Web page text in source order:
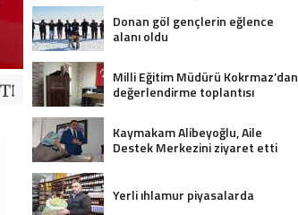
Donan göl gençlerin eğlence
alanı oldu
Milli Eğitim Müdürü Kokrmaz’dan
değerlendirme toplantısı
Kaymakam Alibeyoğlu, Aile
Destek Merkezini ziyaret etti
Yerli ıhlamur piyasalarda